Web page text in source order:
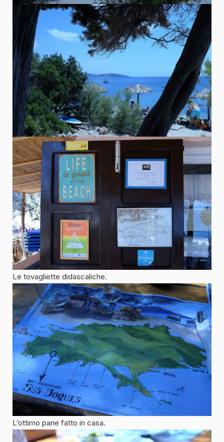
Le tovagliette didascaliche.
L’ottimo pane fatto in casa.